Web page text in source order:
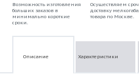
Возможность изготовления
больших заказов в
минимально короткие
сроки.
Осуществляем
доставку
товара по Москве.
Описание Характеристики